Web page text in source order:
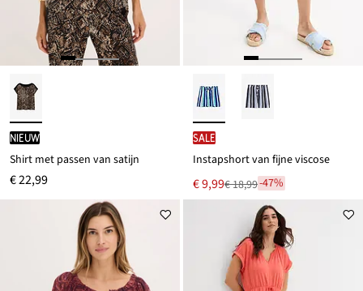
Nieuw
Shirt met passen van satijn
€ 22,99
SALE
Instapshort van fijne viscose
Nu
voor
€ 9,99
Van € 18,99-47%